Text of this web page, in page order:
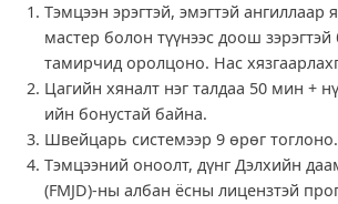
Тэмцээн эрэгтэй, эмэгтэй ангиллаар
мастер болон түүнээс доош зэрэгтэй
тамирчид оролцоно. Нас
Цагийн хяналт нэг талдаа 50 мин +
ийн бонустай байна.
Швейцарь системээр 9 өрөг тоглоно.
Тэмцээний оноолт, дүнг Дэлхийн
(FMJD)-ны албан ёсны лицензтэй